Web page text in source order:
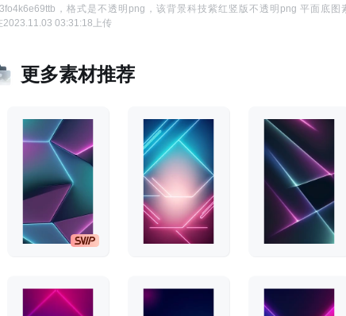
3fo4k6e69ttb ，格式是不透明png ，该背景科技紫红竖版不透明png 平面底图
2023.11.03 03:31:18 上传
更多素材推荐